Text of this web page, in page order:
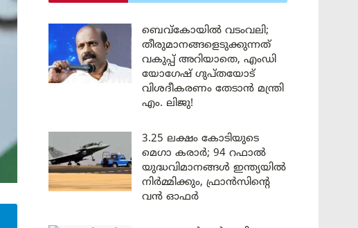
ബെവ്കോയിൽ വടംവലി;
തീരുമാനങ്ങളെടുക്കുന്നത്
വകുപ്പ് അറിയാതെ, എംഡി
യോഗേഷ് ഗുപ്തയോട്
വിശദീകരണം തേടാൻ മന്ത്രി
എം. ലിജു!
3.25 ലക്ഷം കോടിയുടെ
മെഗാ കരാർ; 94 റഫാൽ
യുദ്ധവിമാനങ്ങൾ ഇന്ത്യയിൽ
നിർമ്മിക്കും, ഫ്രാൻസിന്റെ
വൻ ഓഫർ